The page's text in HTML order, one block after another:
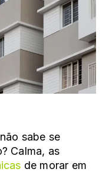
sabe se
Calma, as
de morar em